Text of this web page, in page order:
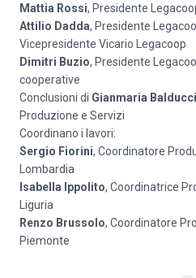
Mattia Rossi, Presidente
Attilio Dadda, Presidente
Vicepresidente Vicario Legacoop
Dimitri Buzio, Presidente
cooperative
Conclusioni di Gianmaria Balducci
Produzione e Servizi
Coordinano i lavori:
Sergio Fiorini, Coordinatore
Lombardia
Isabella Ippolito, Coordinatrice
Liguria
Renzo Brussolo, Coordinatore
Piemonte